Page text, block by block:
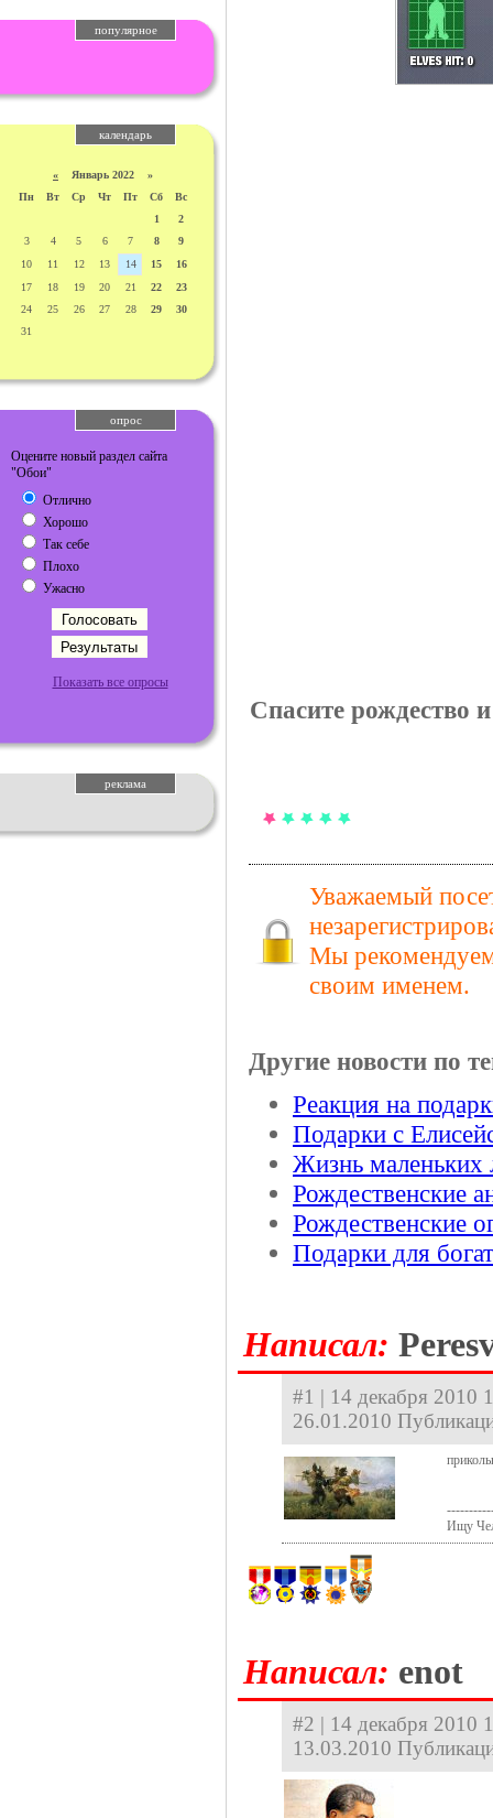
популярное
календарь
« Январь 2022 »
Пн
Вт Ср Чт Пт Сб
Вс
1
2
3
4 5 6 7 8
9
10
11 12 13 14 15
16
17
18 19 20 21 22
23
24
25 26 27 28 29
30
31
опрос
Оцените новый раздел сайта
"Обои"
Отлично
Хорошо
Так себе
Плохо
Ужасно
Показать все опросы
реклама
Спасите рождество
Уважаемый
Мы рекомендуем
своим именем.
Другие новости по
Реакция на
Подарки с
Жизнь маленьких
Рождественские
Рождественские
Подарки для
Hаписал:
#1 | 14 декабря 2010
26.01.2010
Ищу
Hаписал: enot
#2 | 14 декабря 2010
13.03.2010